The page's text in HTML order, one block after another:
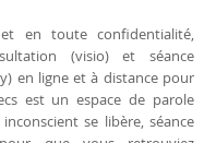
en toute confidentialité,
(visio) et séance
en ligne et à distance pour
est un espace de parole
se libère, séance